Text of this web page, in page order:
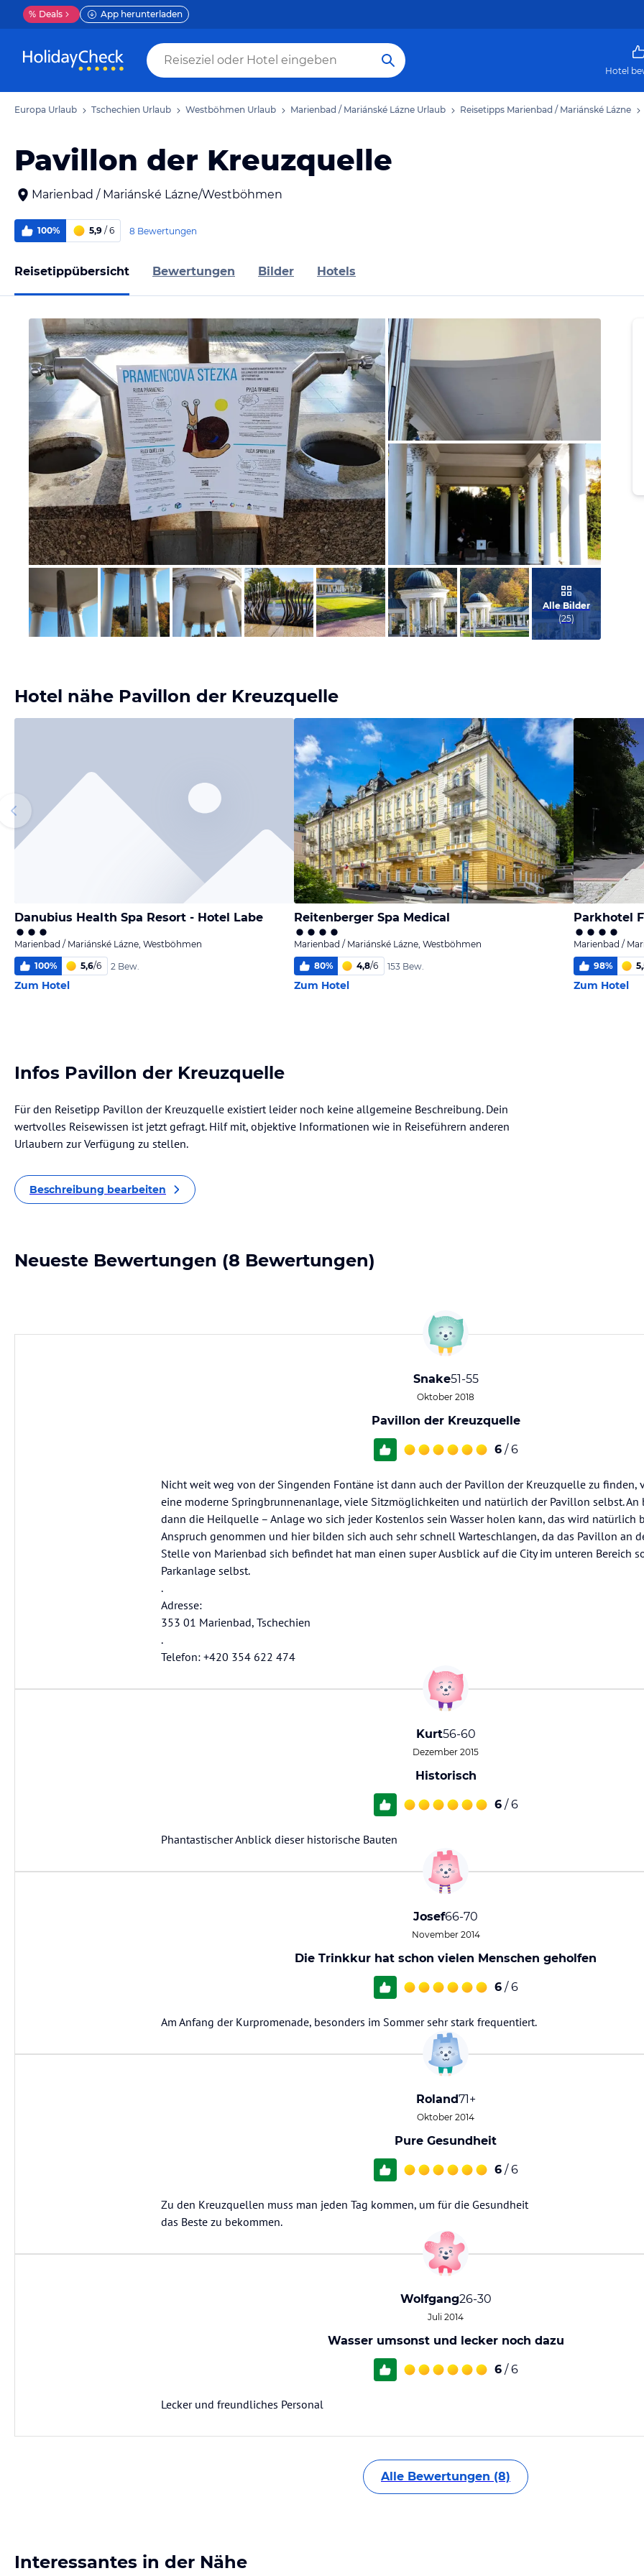
% Deals App herunterladen
Hotel
Europa Urlaub Tschechien Urlaub Westböhmen Urlaub Marienbad / Mariánské Lázne Urlaub Reisetipps Marienbad / Mariánské Lázne
Pavillon der Kreuzquelle
Marienbad / Mariánské Lázne/Westböhmen
100% 5,9 / 6 8 Bewertungen
Reisetippübersicht Bewertungen Bilder Hotels
Bild melden
von Snake
Bild melden
von Snake
Bild melden
von Snake
Alle Bilder
(25)
Hotel nähe Pavillon der Kreuzquelle
Danubius Health Spa Resort - Hotel Labe
Marienbad / Mariánské Lázne, Westböhmen
100% 5,6/6 2 Bew.
Zum Hotel
Reitenberger Spa Medical
Marienbad / Mariánské Lázne, Westböhmen
80% 4,8/6 153 Bew.
Zum Hotel
Parkhotel
Marienbad /
98%
Zum Hotel
Infos Pavillon der Kreuzquelle
Für den Reisetipp Pavillon der Kreuzquelle existiert leider noch keine allgemeine Beschreibung. Dein
wertvolles Reisewissen ist jetzt gefragt. Hilf mit, objektive Informationen wie in Reiseführern anderen
Urlaubern zur Verfügung zu stellen.
Beschreibung bearbeiten
Neueste Bewertungen (8 Bewertungen)
Snake51-55
Oktober 2018
Pavillon der Kreuzquelle
6 / 6
Nicht weit weg von der Singenden Fontäne ist dann auch der Pavillon der Kreuzquelle zu finden,
eine moderne Springbrunnenanlage, viele Sitzmöglichkeiten und natürlich der Pavillon selbst. An
dann die Heilquelle – Anlage wo sich jeder Kostenlos sein Wasser holen kann, das wird natürlich
Anspruch genommen und hier bilden sich auch sehr schnell Warteschlangen, da das Pavillon an
Stelle von Marienbad sich befindet hat man einen super Ausblick auf die City im unteren Bereich
Parkanlage selbst.
.
Adresse:
353 01 Marienbad, Tschechien
.
Telefon: +420 354 622 474
Kurt56-60
Dezember 2015
Historisch
6 / 6
Phantastischer Anblick dieser historische Bauten
Josef66-70
November 2014
Die Trinkkur hat schon vielen Menschen geholfen
6 / 6
Am Anfang der Kurpromenade, besonders im Sommer sehr stark frequentiert.
Roland71+
Oktober 2014
Pure Gesundheit
6 / 6
Zu den Kreuzquellen muss man jeden Tag kommen, um für die Gesundheit
das Beste zu bekommen.
Wolfgang26-30
Juli 2014
Wasser umsonst und lecker noch dazu
6 / 6
Lecker und freundliches Personal
Alle Bewertungen (8)
Interessantes in der Nähe